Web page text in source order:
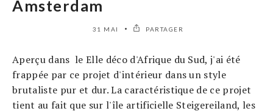
Amsterdam
31 MAI PARTAGER
Aperçu dans le Elle déco d'Afrique du Sud, j'ai été
frappée par ce projet d'intérieur dans un style
brutaliste pur et dur. La caractéristique de ce projet
tient au fait que sur l'île artificielle Steigereiland, les